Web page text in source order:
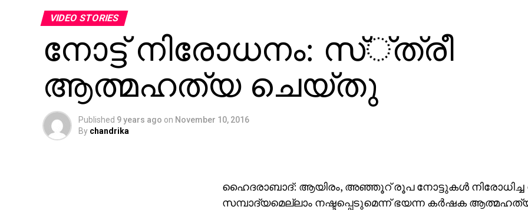
VIDEO STORIES
നോട്ട് നിരോധനം: സ്്ത്രീ
ആത്മഹത്യ ചെയ്തു
Published 9 years ago on November 10, 2016
By chandrika
ഹൈദരാബാദ്: ആയിരം, അഞ്ഞൂറ് രൂപ നോട്ടുകള്‍
സമ്പാദ്യമെല്ലാം നഷ്ടപ്പെടുമെന്ന് ഭയന്ന കര്‍ഷക